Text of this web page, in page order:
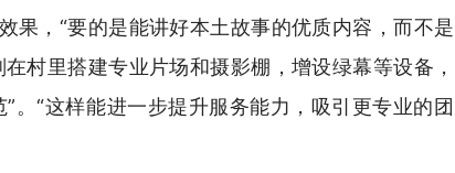
果，“要的是能讲好本土故事的优质内容，而不是
村里搭建专业片场和摄影棚，增设绿幕等设备，
。“这样能进一步提升服务能力，吸引更专业的团